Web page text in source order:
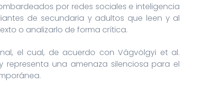
por redes sociales e inteligencia
de secundaria y adultos que leen y al
o analizarlo de forma crítica.
el cual, de acuerdo con Vágvölgyi et al.
una amenaza silenciosa para el